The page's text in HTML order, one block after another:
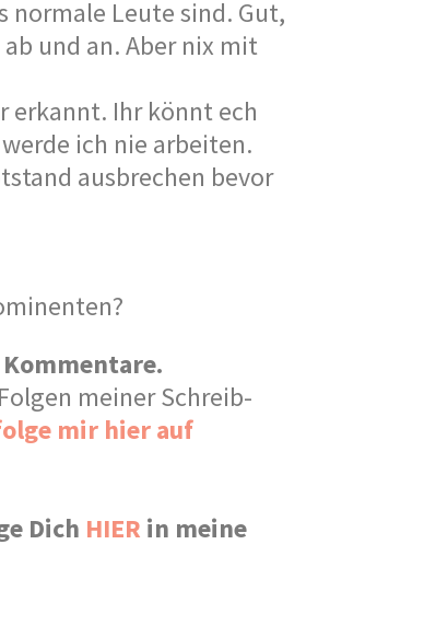
normale Leute sind. Gut,
und an. Aber nix mit
erkannt. Ihr könnt ech
ich nie arbeiten.
ausbrechen bevor
meiner Schreib-
mir hier auf
Dich HIER in meine